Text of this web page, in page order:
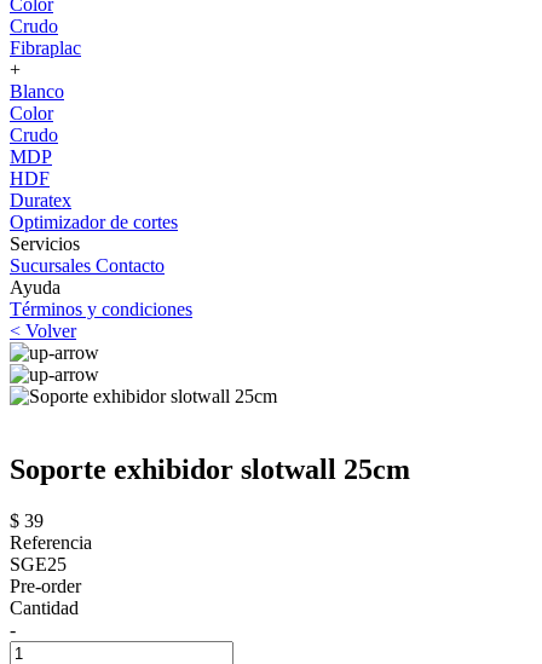
Color
Crudo
Fibraplac
+
Blanco
Color
Crudo
MDP
HDF
Duratex
Optimizador de cortes
Servicios
Sucursales Contacto
Ayuda
Términos y condiciones
< Volver
Soporte exhibidor slotwall 25cm
$ 39
Referencia
SGE25
Pre-order
Cantidad
-